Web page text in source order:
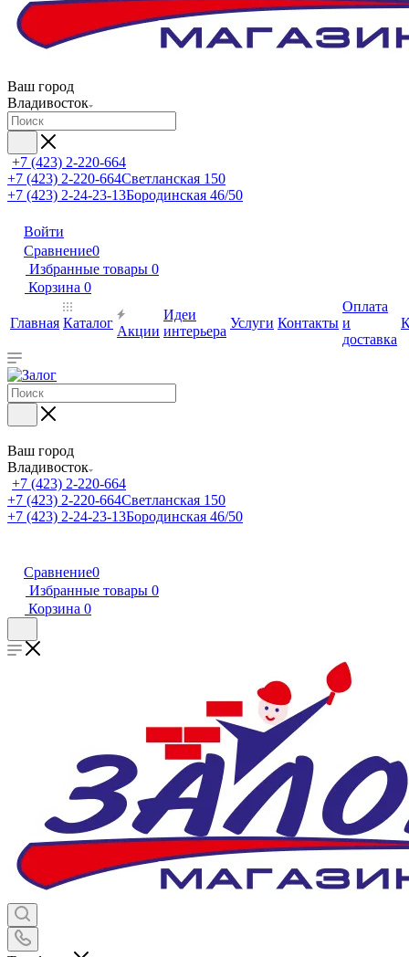
Ваш город
Владивосток
+7 (423) 2-220-664
+7 (423) 2-220-664Светланская 150
+7 (423) 2-24-23-13Бородинская 46/50
Войти
Сравнение0
Избранные товары 0
Корзина 0
Главная Каталог
Акции
Идеи
интерьера
Услуги Контакты
Оплата
и
доставка
Ваш город
Владивосток
+7 (423) 2-220-664
+7 (423) 2-220-664Светланская 150
+7 (423) 2-24-23-13Бородинская 46/50
Сравнение0
Избранные товары 0
Корзина 0